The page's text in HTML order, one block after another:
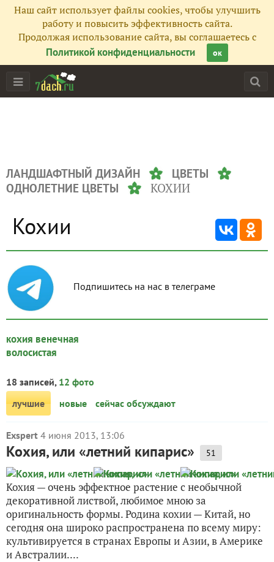
Наш сайт использует файлы cookies, чтобы улучшить
работу и повысить эффективность сайта.
Продолжая использование сайта, вы соглашаетесь с
Политикой конфиденциальности
ок
ЛАНДШАФТНЫЙ ДИЗАЙН
ЦВЕТЫ
ОДНОЛЕТНИЕ ЦВЕТЫ
КОХИИ
Кохии
Подпишитесь на нас в телеграме
кохия венечная
волосистая
18 записей, 12 фото
лучшие
новые сейчас обсуждают
Exspert 4 июня 2013, 13:06
Кохия, или «летний кипарис» 51
Кохия — очень эффектное растение с необычной
декоративной листвой, любимое мною за
оригинальность формы. Родина кохии — Китай, но
сегодня она широко распространена по всему миру:
культивируется в странах Европы и Азии, в Америке
и Австралии....